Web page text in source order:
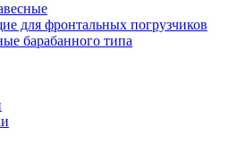
для фронтальных погрузчиков
барабанного типа